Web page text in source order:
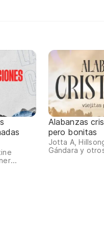
Alabanzas
pero bonitas
Jotta A,
Gándara y